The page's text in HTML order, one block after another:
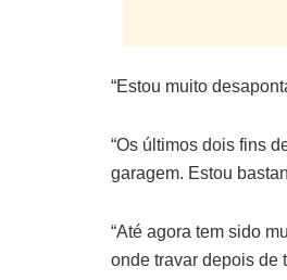
“Estou muito
“Os últimos dois fins
garagem. Estou
“Até agora tem sido
onde travar depois de